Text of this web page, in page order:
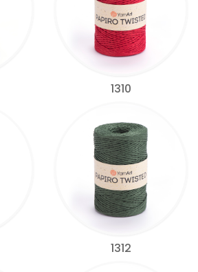
1310
1312